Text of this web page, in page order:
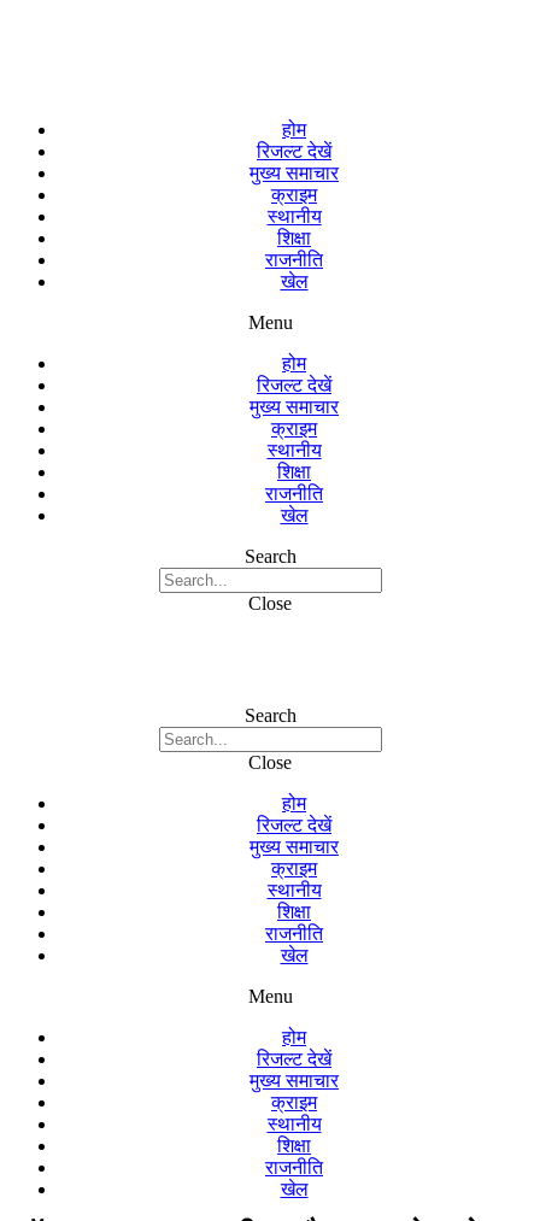
होम
रिजल्ट देखें
मुख्य समाचार
क्राइम
स्थानीय
शिक्षा
राजनीति
खेल
Menu
होम
रिजल्ट देखें
मुख्य समाचार
क्राइम
स्थानीय
शिक्षा
राजनीति
खेल
Search
Close
Search
Close
होम
रिजल्ट देखें
मुख्य समाचार
क्राइम
स्थानीय
शिक्षा
राजनीति
खेल
Menu
होम
रिजल्ट देखें
मुख्य समाचार
क्राइम
स्थानीय
शिक्षा
राजनीति
खेल